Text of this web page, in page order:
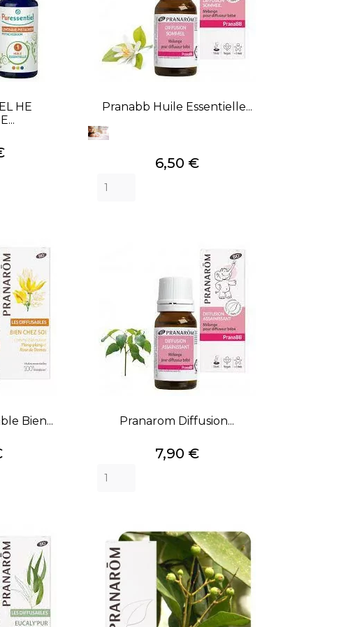
HE
Pranabb Huile Essentielle...
Prix
6,50 €
Bien... Pranarom Diffusion...
Prix
7,90 €